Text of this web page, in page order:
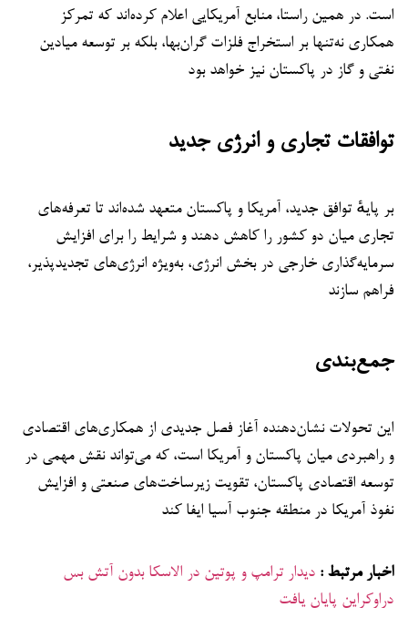
است. در همین راستا، منابع آمریکایی اعلام کرده‌اند که تمرکز
همکاری نه‌تنها بر استخراج فلزات گران‌بها، بلکه بر توسعه میادین
نفتی و گاز در پاکستان نیز خواهد بود
توافقات تجاری و انرژی جدید
بر پایهٔ توافق جدید، آمریکا و پاکستان متعهد شده‌اند تا تعرفه‌های
تجاری میان دو کشور را کاهش دهند و شرایط را برای افزایش
سرمایه‌گذاری خارجی در بخش انرژی، به‌ویژه انرژی‌های تجدیدپذیر،
فراهم سازند
جمع‌بندی
این تحولات نشان‌دهنده آغاز فصل جدیدی از همکاری‌های اقتصادی
و راهبردی میان پاکستان و آمریکا است، که می‌تواند نقش مهمی در
توسعه اقتصادی پاکستان، تقویت زیرساخت‌های صنعتی و افزایش
نفوذ آمریکا در منطقه جنوب آسیا ایفا کند
اخبار مرتبط : دیدار ترامپ و پوتین در الاسکا بدون آتش بس
دراوکراین پایان یافت